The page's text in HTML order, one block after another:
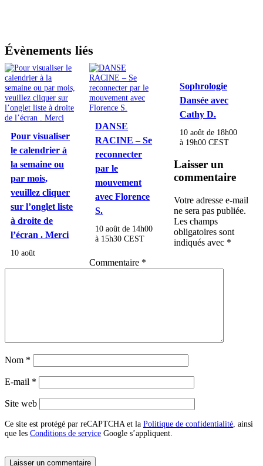
Évènements liés
Pour visualiser
le calendrier à
la semaine ou
par mois,
veuillez cliquer
sur l’onglet liste
à droite de
l’écran . Merci
10 août
DANSE
RACINE – Se
reconnecter
par le
mouvement
avec Florence
S.
10 août de 14h00
à 15h30 CEST
Sophrologie
Dansée avec
Cathy D.
10 août de 18h00
à 19h00 CEST
Laisser un
commentaire
Votre adresse e-mail
ne sera pas publiée.
Les champs
obligatoires sont
indiqués avec *
Commentaire *
Nom *
E-mail *
Site web
Ce site est protégé par reCAPTCHA et la Politique de confidentialité, ainsi
que les Conditions de service Google s’appliquent.